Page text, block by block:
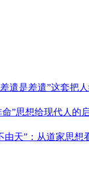
遣是差遣”这套把
命”思想给现代人的
由天”：从道家思想